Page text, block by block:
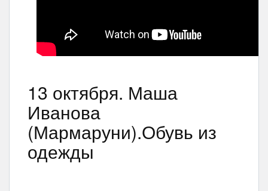
13 октября. Маша
Иванова
(Мармаруни).Обувь из
одежды